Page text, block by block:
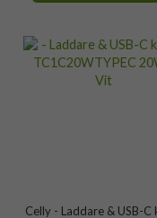
Celly - Laddare & USB-C